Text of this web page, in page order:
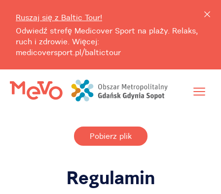
Ruszaj się z Baltic Tour!
Odwiedź strefę Medicover Sport na plaży. Relaks,
ruch i zdrowie. Więcej:
medicoversport.pl/baltictour
Pobierz plik
Regulamin